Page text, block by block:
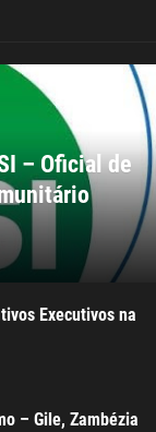
– Oficial de
Executivos na
– Gile, Zambézia